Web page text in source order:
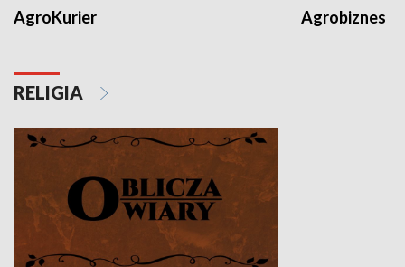
AgroKurier Agrobiznes
RELIGIA